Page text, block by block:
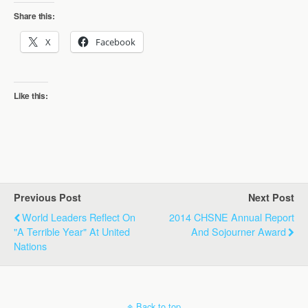
Share this:
X Facebook
Like this:
Previous Post
World Leaders Reflect On
"a Terrible Year" At United
Nations
Next Post
2014 CHSNE Annual Report
And Sojourner Award